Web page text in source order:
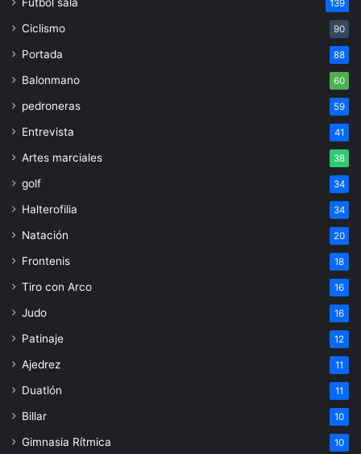
139
Ciclismo 90
Portada 88
Balonmano 60
pedroneras 59
Entrevista 41
Artes marciales 38
golf 34
Halterofilia 34
Natación 20
Frontenis 18
Tiro con Arco 16
Judo 16
Patinaje 12
Ajedrez 11
Duatlón 11
Billar 10
Gimnasia Rítmica 10